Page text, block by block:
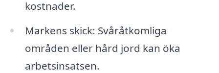
kostnader.
Markens skick: Svåråtkomliga
områden eller hård jord kan öka
arbetsinsatsen.